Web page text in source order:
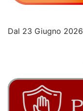
Dal 23 Giugno 2026